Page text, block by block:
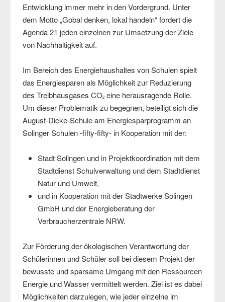
Entwicklung immer mehr in den Vordergrund. Unter
dem Motto „Gobal denken, lokal handeln“ fordert die
Agenda 21 jeden einzelnen zur Umsetzung der Ziele
von Nachhaltigkeit auf.
Im Bereich des Energiehaushaltes von Schulen spielt
das Energiesparen als Möglichkeit zur Reduzierung
des Treibhausgases CO2 eine herausragende Rolle.
Um dieser Problematik zu begegnen, beteiligt sich die
August-Dicke-Schule am Energiesparprogramm an
Solinger Schulen -fifty-fifty- in Kooperation mit der:
Stadt Solingen und in Projektkoordination mit dem
Stadtdienst Schulverwaltung und dem Stadtdienst
Natur und Umwelt,
und in Kooperation mit der Stadtwerke Solingen
GmbH und der Energieberatung der
Verbraucherzentrale NRW.
Zur Förderung der ökologischen Verantwortung der
Schülerinnen und Schüler soll bei diesem Projekt der
bewusste und sparsame Umgang mit den Ressourcen
Energie und Wasser vermittelt werden. Ziel ist es dabei
Möglichkeiten darzulegen, wie jeder einzelne im